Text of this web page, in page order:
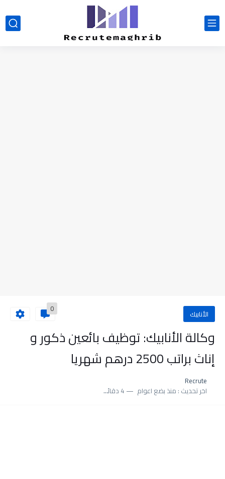
الأنابيك 0
وكالة الأنابيك: توظيف بائعين ذكور و
إناث براتب 2500 درهم شهريا
Recrute
اخر تحديث : منذ بضع اعوام 4 دقائق للقراءة